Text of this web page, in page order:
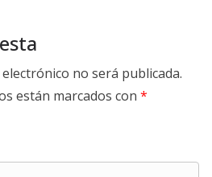
no será publicada.
están marcados con *